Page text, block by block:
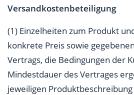
Versandkostenbeteiligung
(1) Einzelheiten zum Produkt
konkrete Preis sowie
Vertrags, die Bedingungen der
Mindestdauer des Vertrages
jeweiligen